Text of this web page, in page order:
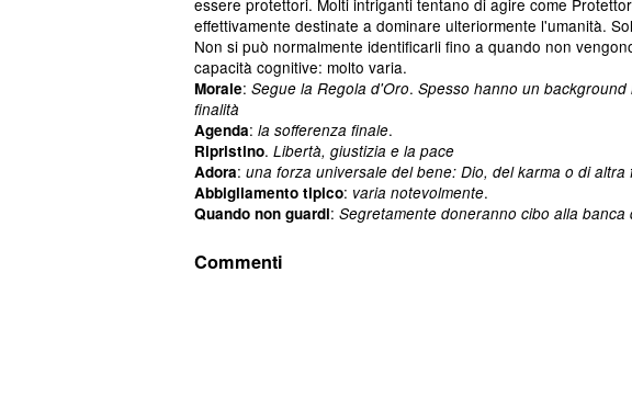
effettivamente destinate a dominare ulteriormente l'umanità.
Non si può normalmente identificarli fino a quando non
capacità cognitive: molto varia.
Morale: Segue la Regola d'Oro. Spesso hanno un
finalità
Agenda: la sofferenza finale.
Ripristino. Libertà, giustizia e la pace
Adora: una forza universale del bene: Dio, del karma o di altra
Abbigliamento tipico: varia notevolmente.
Quando non guardi: Segretamente doneranno cibo alla banca
Commenti